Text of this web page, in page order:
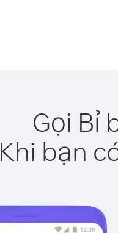
Gọi Bỉ
Khi bạn